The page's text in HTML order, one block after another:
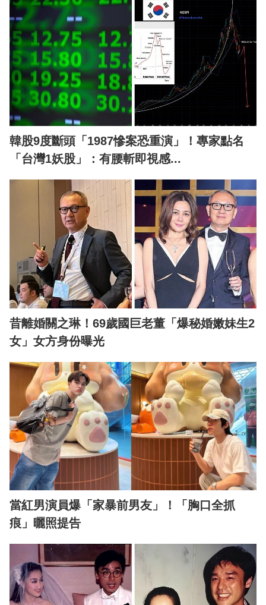
韓股9度斷頭「1987慘案恐重演」！專家點名
「台灣1妖股」：有腰斬即視感...
昔離婚關之琳！69歲國巨老董「爆秘婚嫩妹生2
女」女方身份曝光
當紅男演員爆「家暴前男友」！「胸口全抓
痕」曬照提告